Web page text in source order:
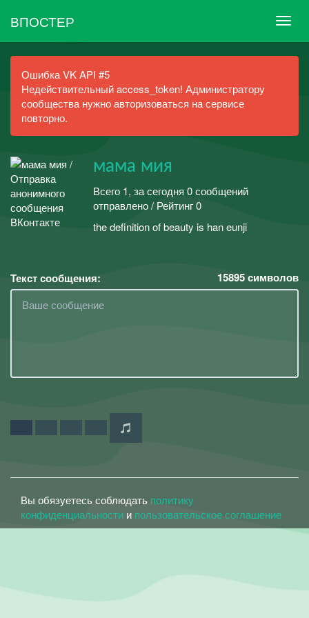
ВПОСТЕР
Ошибка VK API #5
Недействительный access_token! Администратору
сообщества нужно авторизоваться на сервисе
повторно.
мама мия
Всего 1, за сегодня 0 сообщений
отправлено / Рейтинг 0
the definition of beauty is han eunji
Текст сообщения: 15895символов
Вы обязуетесь соблюдать политику
конфиденциальности и пользовательское соглашение